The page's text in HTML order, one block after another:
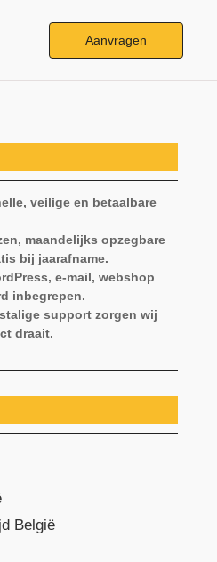
Aanvragen
veilige en betaalbare
maandelijks opzegbare
bij jaarafname.
e-mail, webshop
inbegrepen.
support zorgen wij
draait.
België